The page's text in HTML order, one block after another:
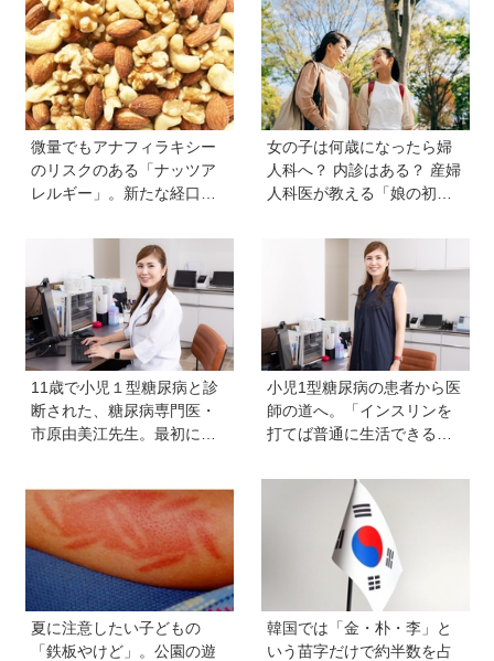
微量でもアナフィラキシー
のリスクのある「ナッツア
レルギー」。新たな経口免
門医に聞きました＞
女の子は何歳になったら婦
人科へ？ 内診はある？ 産婦
人科医が教える「娘の初め
11歳で小児１型糖尿病と診
断された、糖尿病専門医・
市原由美江先生。最初に感
小児1型糖尿病の患者から医
師の道へ。「インスリンを
打てば普通に生活できる」
い、専門医を目指すように
夏に注意したい子どもの
「鉄板やけど」。公園の遊
韓国では「金・朴・李」と
いう苗字だけで約半数を占